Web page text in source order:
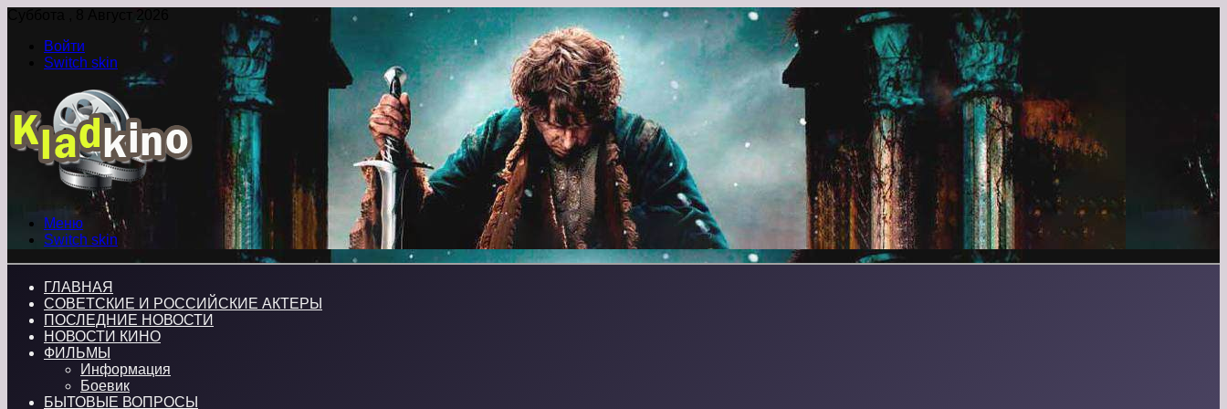
Суббота , 8 Август 2026
Войти
Switch skin
Меню
Switch skin
ГЛАВНАЯ
СОВЕТСКИЕ И РОССИЙСКИЕ АКТЕРЫ
ПОСЛЕДНИЕ НОВОСТИ
НОВОСТИ КИНО
ФИЛЬМЫ
Информация
Боевик
БЫТОВЫЕ ВОПРОСЫ